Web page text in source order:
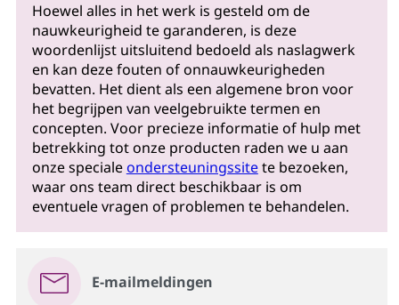
Hoewel alles in het werk is gesteld om de
nauwkeurigheid te garanderen, is deze
woordenlijst uitsluitend bedoeld als naslagwerk
en kan deze fouten of onnauwkeurigheden
bevatten. Het dient als een algemene bron voor
het begrijpen van veelgebruikte termen en
concepten. Voor precieze informatie of hulp met
betrekking tot onze producten raden we u aan
onze specialeondersteuningssitete bezoeken,
waar ons team direct beschikbaar is om
eventuele vragen of problemen te behandelen.
E-mailmeldingen